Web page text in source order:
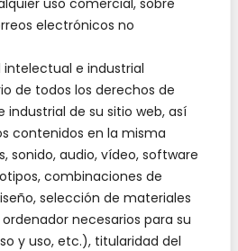
uso comercial, sobre
electrónicos no
intelectual e industrial
de todos los derechos de
de su sitio web, así
contenidos en la misma
sonido, audio, vídeo, software
combinaciones de
selección de materiales
necesarios para su
y uso, etc.), titularidad del